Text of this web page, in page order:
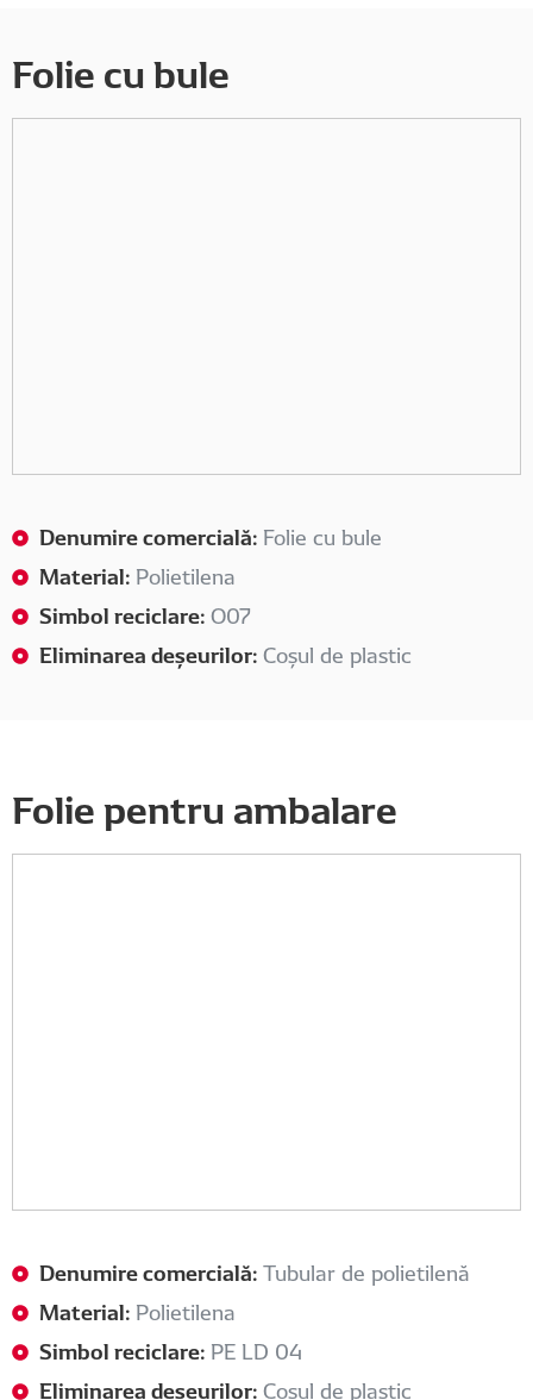
Folie cu bule
Denumire comercială:Folie cu bule
Material:Polietilena
Simbol reciclare:O07
Eliminarea deșeurilor:Coșul de plastic
Folie pentru ambalare
Denumire comercială:Tubular de polietilenă
Material:Polietilena
Simbol reciclare:PE LD 04
Eliminarea deșeurilor:Coșul de plastic